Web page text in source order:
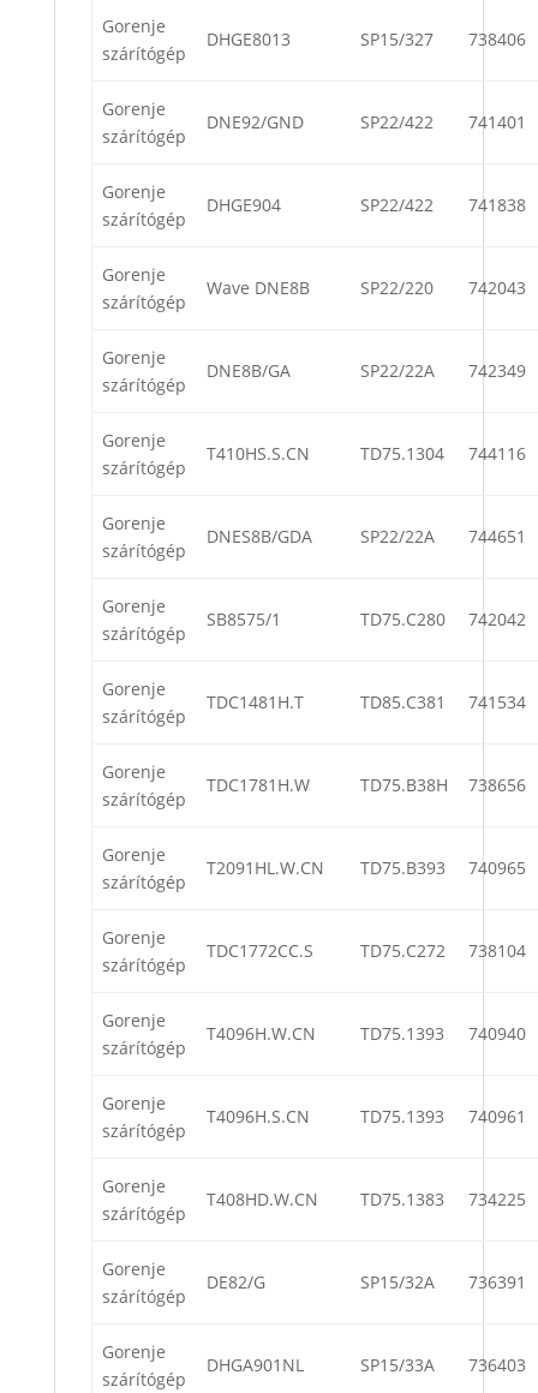
Gorenje
szárítógép
DHGE8013 SP15/327 738406
Gorenje
szárítógép
DNE92/GND SP22/422 741401
Gorenje
szárítógép
DHGE904 SP22/422 741838
Gorenje
szárítógép
Wave DNE8B SP22/220 742043
Gorenje
szárítógép
DNE8B/GA SP22/22A 742349
Gorenje
szárítógép
T410HS.S.CN TD75.1304 744116
Gorenje
szárítógép
DNES8B/GDA SP22/22A 744651
Gorenje
szárítógép
SB8575/1 TD75.C280 742042
Gorenje
szárítógép
TDC1481H.T TD85.C381 741534
Gorenje
szárítógép
TDC1781H.W TD75.B38H 738656
Gorenje
szárítógép
T2091HL.W.CN TD75.B393 740965
Gorenje
szárítógép
TDC1772CC.S TD75.C272 738104
Gorenje
szárítógép
T4096H.W.CN TD75.1393 740940
Gorenje
szárítógép
T4096H.S.CN TD75.1393 740961
Gorenje
szárítógép
T408HD.W.CN TD75.1383 734225
Gorenje
szárítógép
DE82/G SP15/32A 736391
Gorenje
szárítógép
DHGA901NL SP15/33A 736403